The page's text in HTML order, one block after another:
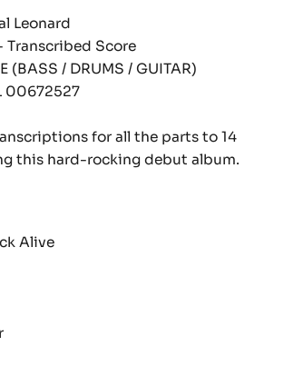
Leonard
Transcribed Score
(BASS / DRUMS / GUITAR)
00672527
for all the parts to 14
this hard-rocking debut album.
Alive